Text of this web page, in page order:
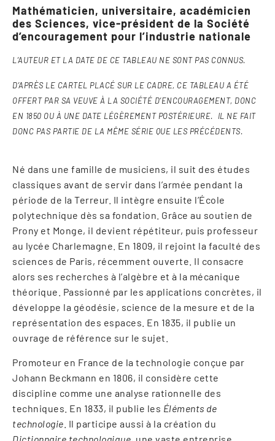
Mathématicien, universitaire, académicien
des Sciences, vice-président de la Société
d’encouragement pour l’industrie nationale
L’AUTEUR ET LA DATE DE CE TABLEAU NE SONT PAS CONNUS.
D’APRÈS LE CARTEL PLACÉ SUR LE CADRE, CE TABLEAU A ÉTÉ
OFFERT PAR SA VEUVE À LA SOCIÉTÉ D’ENCOURAGEMENT, DONC
EN 1850 OU À UNE DATE LÉGÈREMENT POSTÉRIEURE. IL NE FAIT
DONC PAS PARTIE DE LA MÊME SÉRIE QUE LES PRÉCÉDENTS.
Né dans une famille de musiciens, il suit des études
classiques avant de servir dans l’armée pendant la
période de la Terreur. Il intègre ensuite l’École
polytechnique dès sa fondation. Grâce au soutien de
Prony et Monge, il devient répétiteur, puis professeur
au lycée Charlemagne. En 1809, il rejoint la faculté des
sciences de Paris, récemment ouverte. Il consacre
alors ses recherches à l’algèbre et à la mécanique
théorique. Passionné par les applications concrètes, il
développe la géodésie, science de la mesure et de la
représentation des espaces. En 1835, il publie un
ouvrage de référence sur le sujet.
Promoteur en France de la technologie conçue par
Johann Beckmann en 1806, il considère cette
discipline comme une analyse rationnelle des
techniques. En 1833, il publie les Éléments de
technologie . Il participe aussi à la création du
Dictionnaire technologique, une vaste entreprise